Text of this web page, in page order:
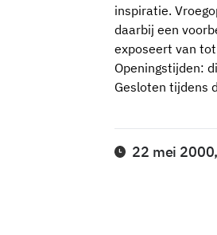
inspiratie.
daarbij een
exposeert van
Openingstijden:
Gesloten tijdens
22 mei